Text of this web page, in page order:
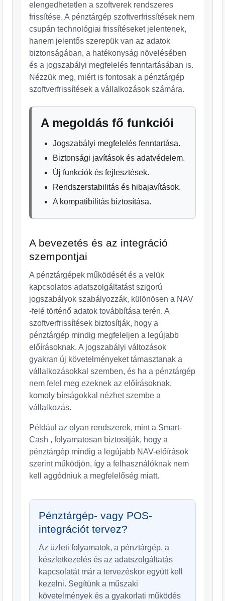
elengedhetetlen a szoftverek rendszeres
frissítése. A pénztárgép szoftverfrissítések nem
csupán technológiai frissítéseket jelentenek,
hanem jelentős szerepük van az adatok
biztonságában, a hatékonyság növelésében
és a jogszabályi megfelelés fenntartásában is.
Nézzük meg, miért is fontosak a pénztárgép
szoftverfrissítések a vállalkozások számára.
A megoldás fő funkciói
Jogszabályi megfelelés fenntartása.
Biztonsági javítások és adatvédelem.
Új funkciók és fejlesztések.
Rendszerstabilitás és hibajavítások.
A kompatibilitás biztosítása.
A bevezetés és az integráció
szempontjai
A pénztárgépek működését és a velük
kapcsolatos adatszolgáltatást szigorú
jogszabályok szabályozzák, különösen a NAV
-felé történő adatok továbbítása terén. A
szoftverfrissítések biztosítják, hogy a
pénztárgép mindig megfeleljen a legújabb
előírásoknak. A jogszabályi változások
gyakran új követelményeket támasztanak a
vállalkozásokkal szemben, és ha a pénztárgép
nem felel meg ezeknek az előírásoknak,
komoly bírságokkal nézhet szembe a
vállalkozás.
Például az olyan rendszerek, mint a Smart-
Cash , folyamatosan biztosítják, hogy a
pénztárgép mindig a legújabb NAV-előírások
szerint működjön, így a felhasználóknak nem
kell aggódniuk a megfelelőség miatt.
Pénztárgép- vagy POS-
integrációt tervez?
Az üzleti folyamatok, a pénztárgép, a
készletkezelés és az adatszolgáltatás
kapcsolatát már a tervezéskor együtt kell
kezelni. Segítünk a műszaki
követelmények és a gyakorlati működés